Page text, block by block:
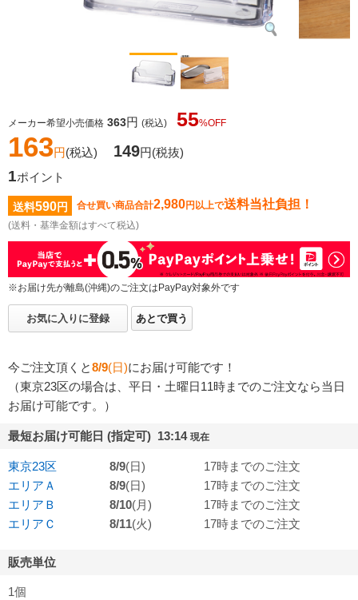
メーカー希望小売価格 363円 (税込) 55%OFF
163円(税込) 149円(税抜)
1ポイント
送料590円 合せ買い商品合計2,980円以上で送料当社負担！
(送料・基準金額はすべて税込)
※お届け先が離島(沖縄)のご注文はPayPay対象外です
お気に入りに登録 あとで買う
今ご注文頂くと8/9(日)にお届け可能です！
（東京23区の場合は、平日・土曜日11時までのご注文なら当日
お届け可能です。）
最短お届け可能日 (指定可) 13:14 現在
東京23区 8/9(日)
17時までのご注文
エリアＡ
8/9(日)
17時までのご注文
エリアＢ
8/10(月)
17時までのご注文
エリアＣ
8/11(火) 17時までのご注文
販売単位
1個